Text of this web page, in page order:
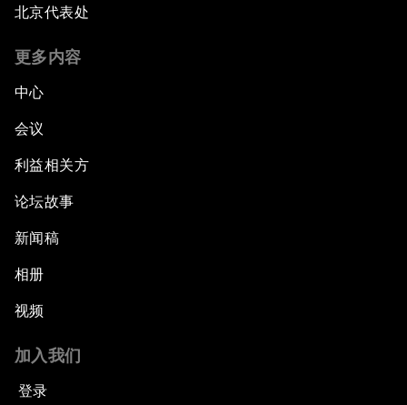
北京代表处
更多内容
中心
会议
利益相关方
论坛故事
新闻稿
相册
视频
加入我们
登录